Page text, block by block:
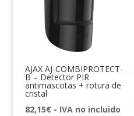
AJAX AJ-COMBIPROTECT-
B – Detector PIR
antimascotas + rotura de
cristal
82,15€ - IVA no incluido